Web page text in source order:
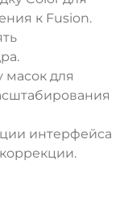
к Fusion.
масок для
интерфейса